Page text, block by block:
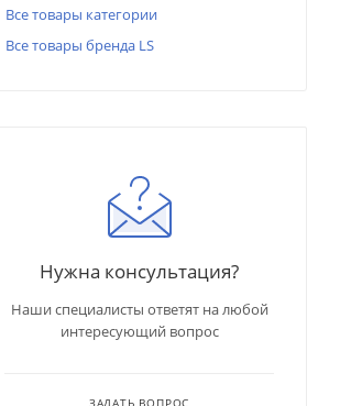
Все товары категории
Все товары бренда LS
Нужна консультация?
Наши специалисты ответят на любой
интересующий вопрос
ЗАДАТЬ ВОПРОС